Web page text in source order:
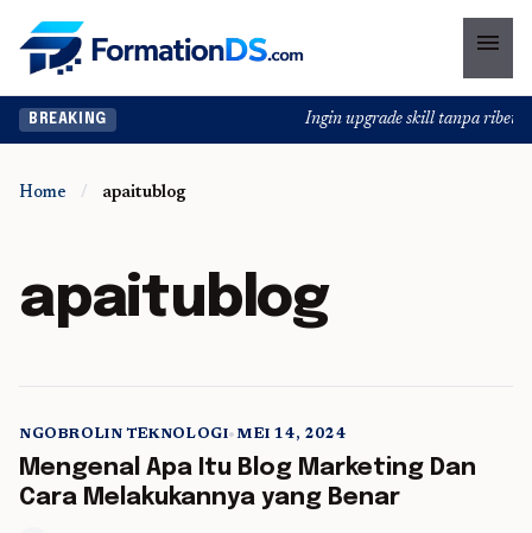
menu
BREAKING Ingin upgrade skill tanpa ribet?
Home / apaitublog
apaitublog
5 min read
NGOBROLIN TEKNOLOGI•MEI 14, 2024
Mengenal Apa Itu Blog Marketing Dan
Cara Melakukannya yang Benar